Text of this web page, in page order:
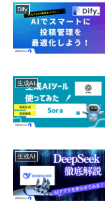
Dify
生成AI
生成AI